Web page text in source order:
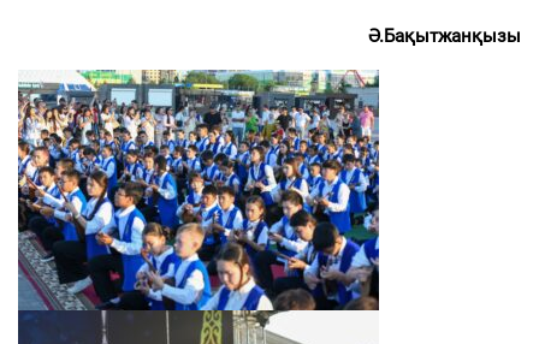
Ә.Бақытжанқызы